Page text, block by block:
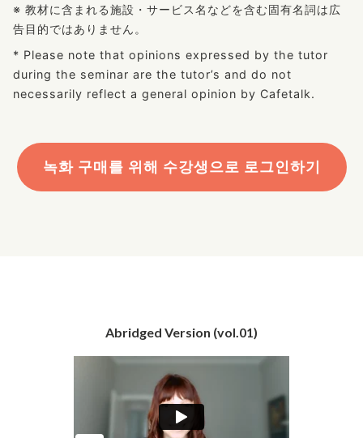
※ 教材に含まれる施設・サービス名などを含む固有名詞は広
告目的ではありません。
* Please note that opinions expressed by the tutor
during the seminar are the tutor’s and do not
necessarily reflect a general opinion by Cafetalk.
녹화 구매를 위해 수강생으로 로그인하기
Abridged Version (vol.01)